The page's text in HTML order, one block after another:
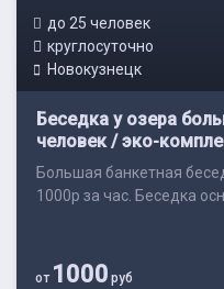
до 25 человек
круглосуточно
Новокузнецк
Беседка у озера
человек / эко-
Большая банкетная
1000р за час. Беседка
от 1000 руб